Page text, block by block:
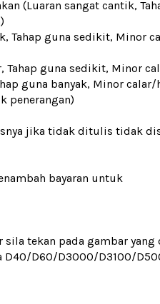
(Luaran sangat cantik,
Tahap guna sedikit, Minor
Tahap guna sedikit, Minor
guna banyak, Minor
penerangan)
jika tidak ditulis tidak
bayaran untuk
tekan pada gambar yang
D40/D60/D3000/D3100/